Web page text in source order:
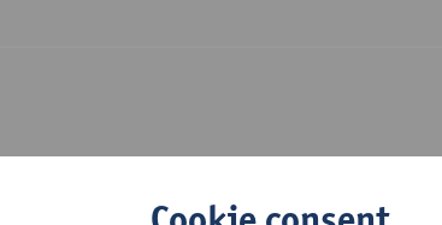
Yu Zhang